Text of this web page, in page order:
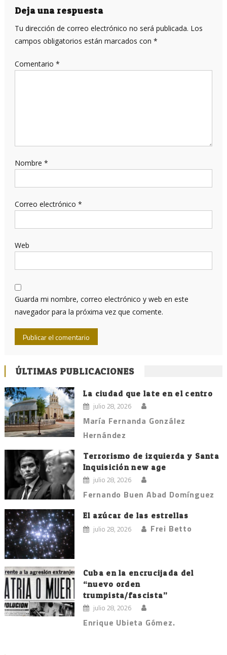
entradas
Deja una respuesta
Tu dirección de correo electrónico no será publicada. Los
campos obligatorios están marcados con *
Comentario *
Nombre *
Correo electrónico *
Web
Guarda mi nombre, correo electrónico y web en este
navegador para la próxima vez que comente.
ÚLTIMAS PUBLICACIONES
La ciudad que late en el centro
julio 28, 2026
María Fernanda González
Hernández
Terrorismo de izquierda y Santa
Inquisición new age
julio 28, 2026
Fernando Buen Abad Domínguez
El azúcar de las estrellas
julio 28, 2026 Frei Betto
Cuba en la encrucijada del
“nuevo orden
trumpista/fascista”
julio 28, 2026
Enrique Ubieta Gómez.